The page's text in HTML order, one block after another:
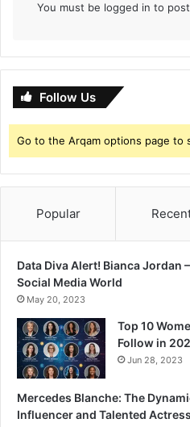
You must be logged in to
Follow Us
Go to the Arqam options page to
Popular
Data Diva Alert! Bianca Jordan
Social Media World
May 20, 2023
Top 10
Follow in
Jun 28, 2023
Mercedes Blanche: The
Influencer and Talented Actress